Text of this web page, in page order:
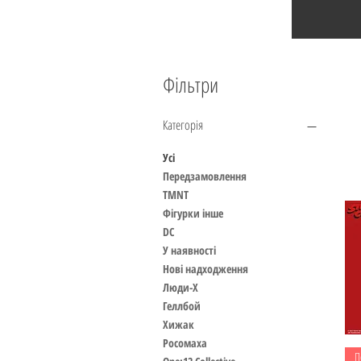
Фільтри
Категорія
Усі
Передзамовлення
TMNT
Фігурки інше
DC
У наявності
Нові надходження
Люди-Х
Геллбой
Хижак
Росомаха